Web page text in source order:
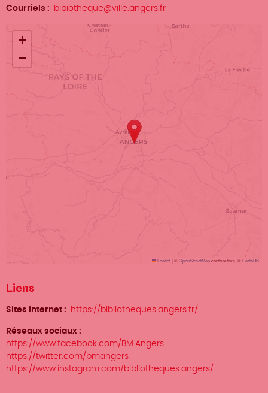
Courriels bibiotheque@ville.angers.fr
Localisation
+
−
Leaflet| ©OpenStreetMapcontributors, ©CartoDB
Liens
Sites internet https://bibliotheques.angers.fr/
Réseaux sociaux
https://www.facebook.com/BM.Angers
https://twitter.com/bmangers
https://www.instagram.com/bibliotheques.angers/